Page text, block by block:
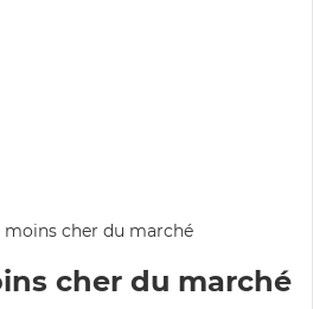
cher du marché